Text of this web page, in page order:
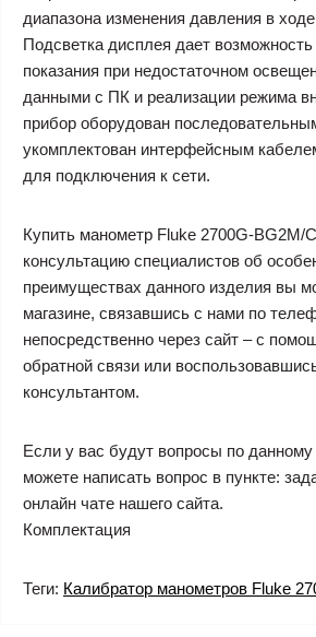
диапазона изменения давления в
Подсветка дисплея дает
показания при недостаточном
данными с ПК и реализации режима
прибор оборудован
укомплектован интерфейсным
для подключения к сети.
Купить манометр Fluke 2700G-BG2M/
консультацию специалистов об
преимуществах данного изделия вы
магазине, связавшись с нами по
непосредственно через сайт – с
обратной связи или
консультантом.
Если у вас будут вопросы по
можете написать вопрос в пункте:
онлайн чате нашего сайта.
Комплектация
Теги: Калибратор манометров Fluke